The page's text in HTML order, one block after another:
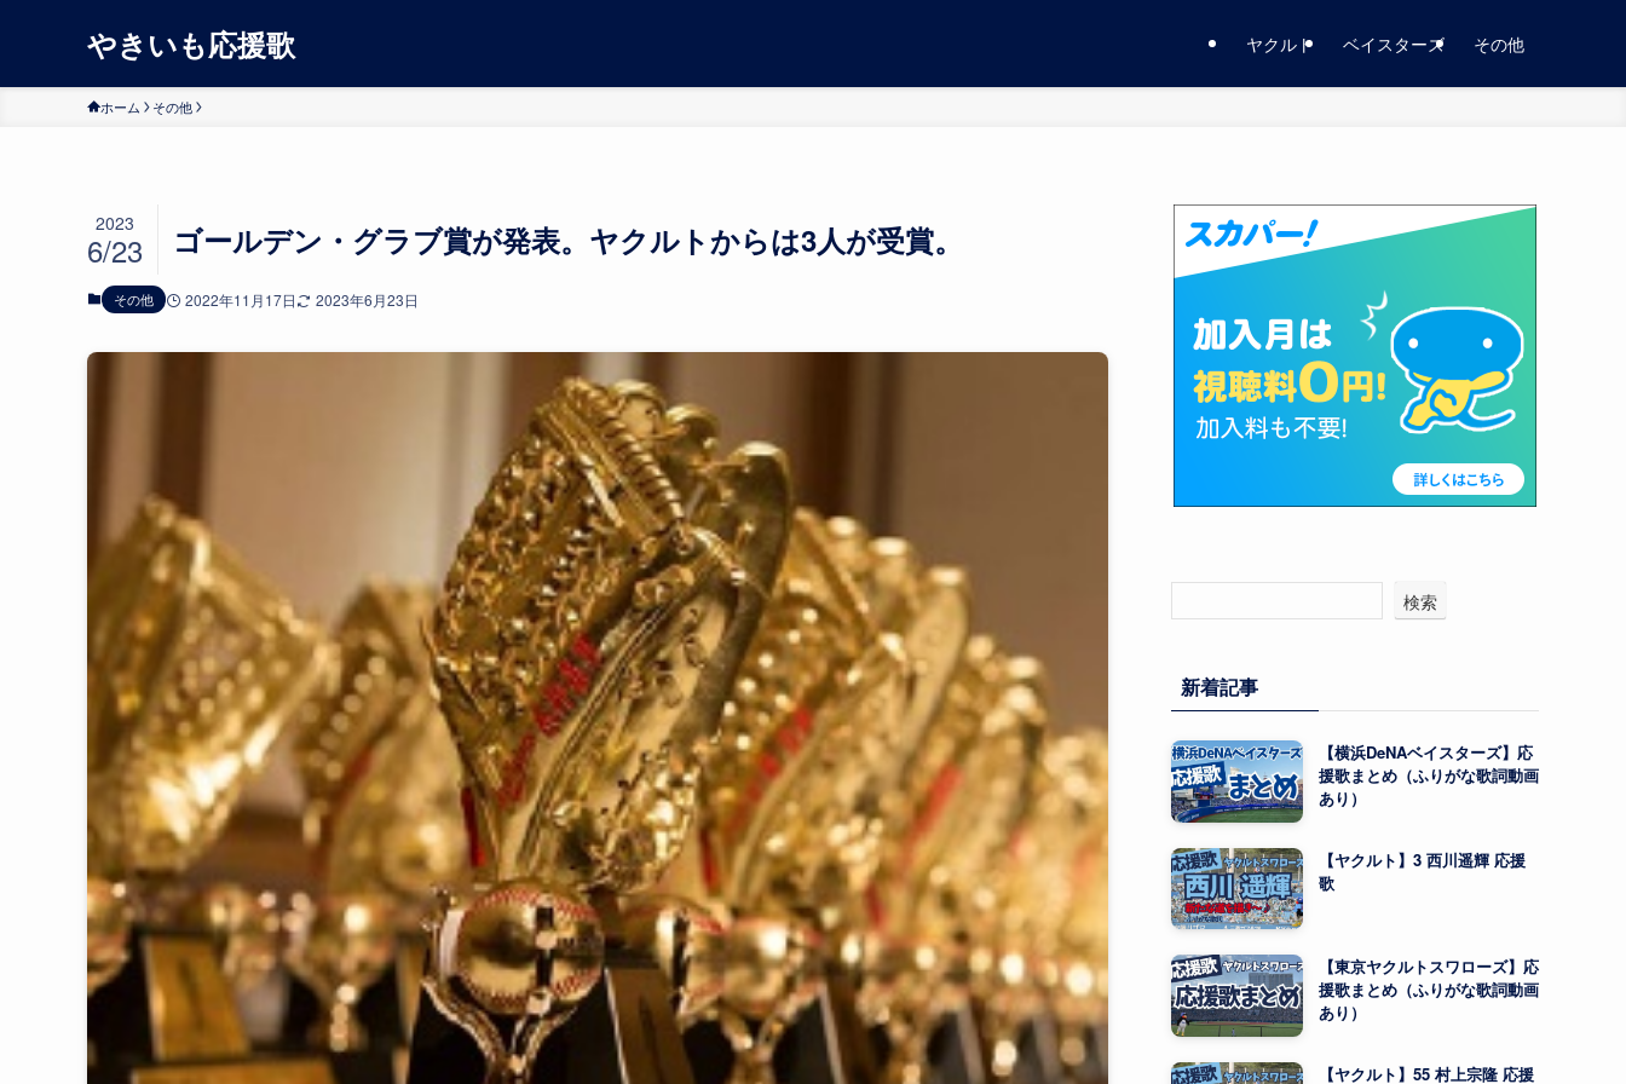
やきいも応援歌 ヤクルト ベイスターズ その他
ホーム その他
ゴールデン・グラブ賞が発表。ヤクルトからは3人が受賞。
2023
6/23
その他 2022年11月17日 2023年6月23日
検索
新着記事
【横浜DeNAベイスターズ】応
援歌まとめ（ふりがな歌詞動画
あり）
【ヤクルト】3 西川遥輝 応援
歌
【東京ヤクルトスワローズ】応
援歌まとめ（ふりがな歌詞動画
あり）
【ヤクルト】55 村上宗隆 応援